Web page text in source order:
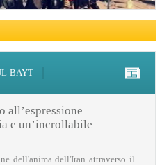
il Ramadan
BAYT
all’espressione
e un’incrollabile
dell'anima dell'Iran attraverso il